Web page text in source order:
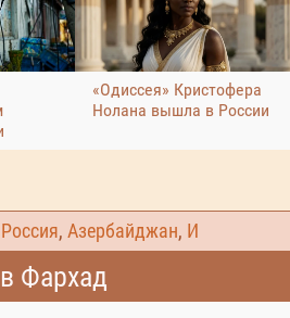
«Одиссея» Кристофера
Нолана вышла в России
, Азербайджан, И
Фархад